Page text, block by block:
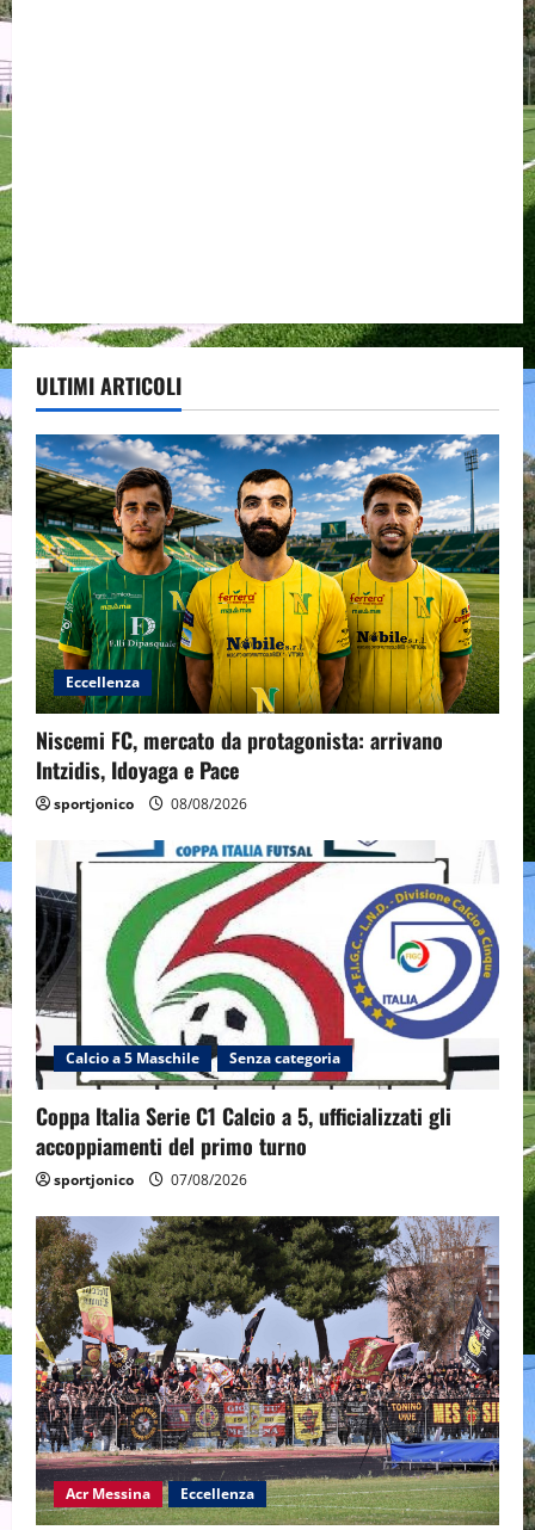
ULTIMI ARTICOLI
Eccellenza
Niscemi FC, mercato da protagonista: arrivano
Intzidis, Idoyaga e Pace
sportjonico 08/08/2026
Calcio a 5 Maschile Senza categoria
Coppa Italia Serie C1 Calcio a 5, ufficializzati gli
accoppiamenti del primo turno
sportjonico 07/08/2026
Acr Messina Eccellenza